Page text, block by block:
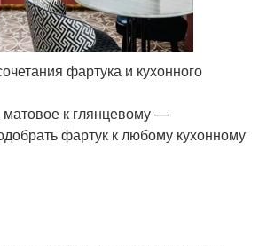
фартука и кухонного
к глянцевому —
фартук к любому кухонному